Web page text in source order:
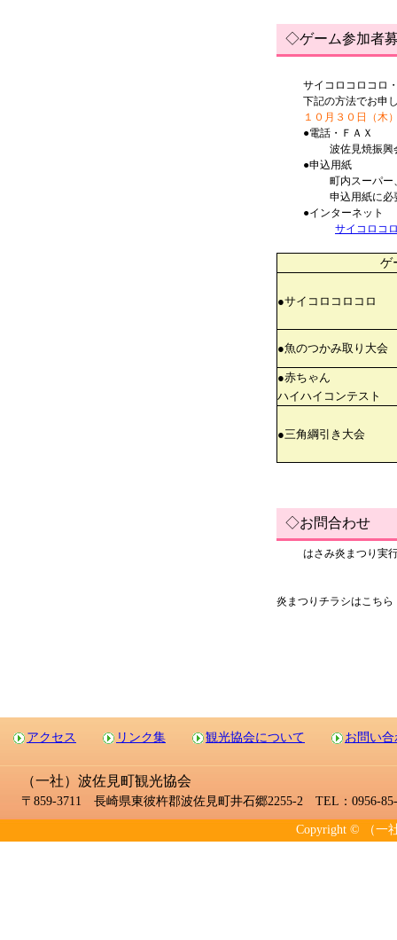
◇ゲーム参加者
サイコロコロコロ
下記の方法でお申
１０月３０日（木
●電話・ＦＡＸ
波佐見焼
●申込用紙
町内スーパー
申込用紙に必
●インターネット
サイコロコ
ゲー
●サイコロコロコロ
●魚のつかみ取り大会
●赤ちゃん
ハイハイコンテスト
●三角綱引き大会
◇お問合わせ
はさみ炎まつり
炎まつりチラシはこち
アクセス リンク集 観光協会について お問い
（一社）波佐見町観光協会
〒859-3711 長崎県東彼杵郡波佐見町井石郷2255-2 TEL：0956-
Copyright © （一